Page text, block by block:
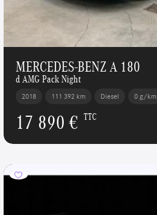
MERCEDES-BENZ A 180
d AMG Pack Night
2018 111 392 km Diesel 0 g/km
17 890 € TTC